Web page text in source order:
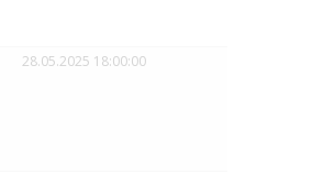
28.05.2025 18:00:00